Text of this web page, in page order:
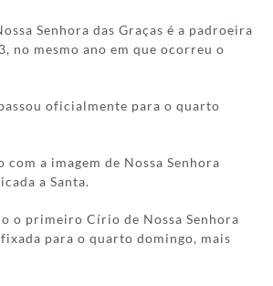
Senhora das Graças é a padroeira
no mesmo ano em que ocorreu o
oficialmente para o quarto
a imagem de Nossa Senhora
a Santa.
o primeiro Círio de Nossa Senhora
para o quarto domingo, mais